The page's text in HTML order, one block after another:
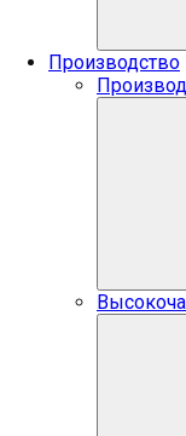
Производство